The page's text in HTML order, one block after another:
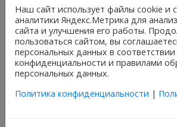
Наш сайт использует файлы cookie и
аналитики Яндекс.Метрика для
сайта и улучшения его работы.
пользоваться сайтом, вы
персональных данных в
конфиденциальности и правилами
персональных данных.
Политика конфиденциальности |